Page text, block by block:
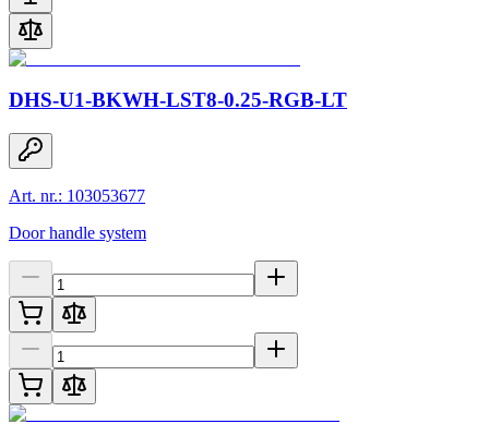
DHS-U1-BKWH-LST8-0.25-RGB-LT
Art. nr.: 103053677
Door handle system